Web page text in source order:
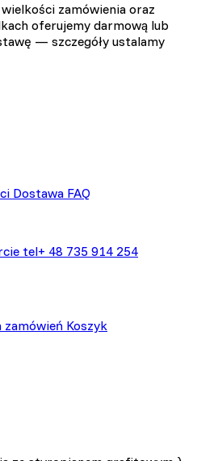
zamówienia oraz
oferujemy darmową lub
— szczegóły ustalamy
Dostawa FAQ
tel+ 48 735 914 254
Koszyk